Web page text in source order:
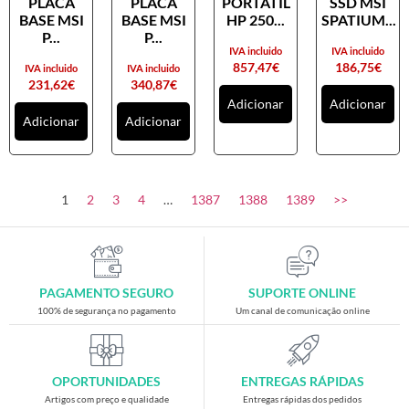
Placas gráficas
SAIS
Ventoínhas
Computadores
All-in-One
Gaming
Acessórios gaming
Cadeiras gaming
Merchandising
BASE MSI
P...
231,62€
IVA incluido
Adicionar
BASE MSI
P...
340,87€
IVA incluido
Adicionar
HP 250...
857,47€
IVA incluido
Adicionar
SPATIUM...
186,75€
IVA incluido
Adicionar
1 2 3 4 … 1387 1388 1389 >>
PAGAMENTO SEGURO
100% de segurança no pagamento
SUPORTE ONLINE
Um canal de comunicação online
OPORTUNIDADES
Artigos com preço e qualidade
ENTREGAS RÁPIDAS
Entregas rápidas dos pedidos